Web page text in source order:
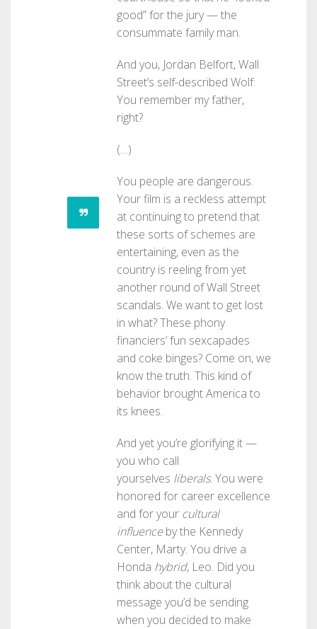
good” for the jury — the
consummate family man.
And you, Jordan Belfort, Wall
Street’s self-described Wolf:
You remember my father,
right?
(…)
You people are dangerous.
Your film is a reckless attempt
at continuing to pretend that
these sorts of schemes are
entertaining, even as the
country is reeling from yet
another round of Wall Street
scandals. We want to get lost
in what? These phony
financiers’ fun sexcapades
and coke binges? Come on, we
know the truth. This kind of
behavior brought America to
its knees.
And yet you’re glorifying it —
you who call
yourselves liberals. You were
honored for career excellence
and for your cultural
influenceby the Kennedy
Center, Marty. You drive a
Honda hybrid, Leo. Did you
think about the cultural
message you’d be sending
when you decided to make